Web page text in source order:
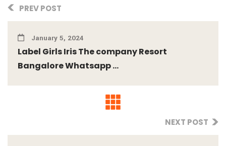
PREV POST
January 5, 2024
Label Girls Iris The company Resort
Bangalore Whatsapp ...
NEXT POST